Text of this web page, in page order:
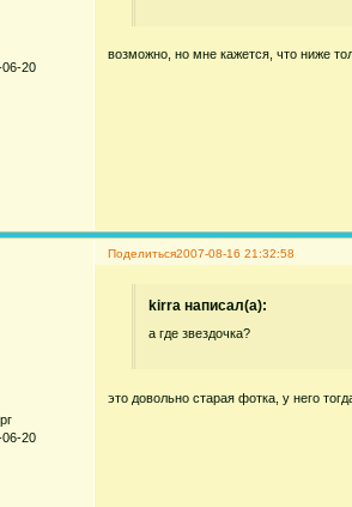
06-20
возможно, но мне кажется, что ниже
Поделиться2007-08-16 21:32:58
06-20
kirra написал(а):
а где звездочка?
это довольно старая фотка, у него